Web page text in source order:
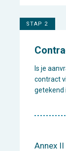
STAP 2
Is je
contract
getekend
Annex